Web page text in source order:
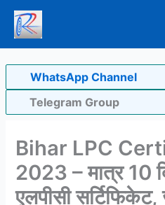
Skip
content
WhatsApp Channel
Telegram Group
Bihar LPC
2023 – मात्र 10
एलपीसी